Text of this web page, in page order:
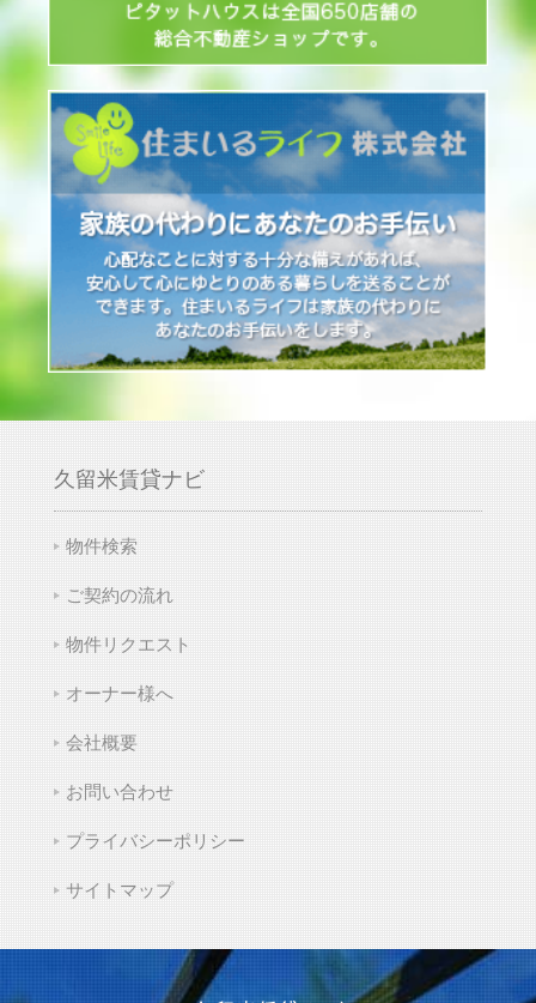
久留米賃貸ナビ
物件検索
ご契約の流れ
物件リクエスト
オーナー様へ
会社概要
お問い合わせ
プライバシーポリシー
サイトマップ